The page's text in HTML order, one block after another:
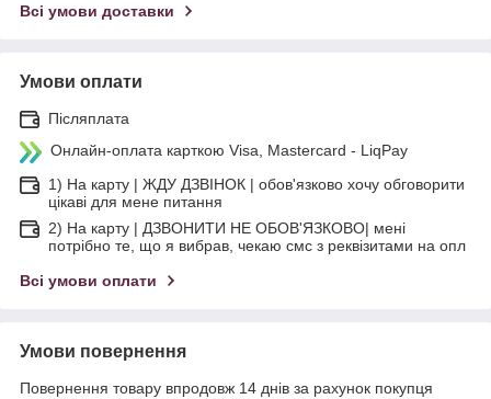
Всі умови доставки
Умови оплати
Післяплата
Онлайн-оплата карткою Visa, Mastercard - LiqPay
1) На карту | ЖДУ ДЗВІНОК | обов'язково хочу обговорити
цікаві для мене питання
2) На карту | ДЗВОНИТИ НЕ ОБОВ'ЯЗКОВО| мені
потрібно те, що я вибрав, чекаю смс з реквізитами на опл
Всі умови оплати
Умови повернення
Повернення товару впродовж 14 днів за рахунок покупця